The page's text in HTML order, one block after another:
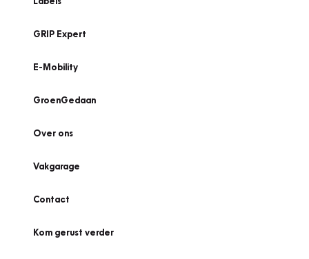
GRIP Expert
E-Mobility
GroenGedaan
Over ons
Vakgarage
Contact
Kom gerust verder